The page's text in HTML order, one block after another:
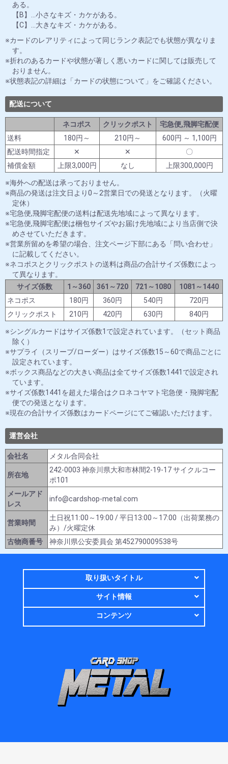
ある。
【B】…小さなキズ・カケがある。
【C】…大きなキズ・カケがある。
カードのレアリティによって同じランク表記でも状態が異なりま
す。
折れのあるカードや状態が著しく悪いカードに関しては販売して
おりません。
状態表記の詳細は「カードの状態について」をご確認ください。
配送について
ネコポス クリックポスト
宅急便,飛脚宅配便
送料
180円～ 210円～
600円 ～ 1,100円
配送時間指定
✕ ✕
〇
補償金額
上限3,000円 なし 上限300,000円
海外への配送は承っておりません。
商品の発送は注文日より0～2営業日での発送となります。（火曜
定休）
宅急便,飛脚宅配便の送料は配送先地域によって異なります。
宅急便,飛脚宅配便は梱包サイズやお届け先地域により当店側で決
めさせていただきます。
営業所留めを希望の場合、注文ページ下部にある「問い合わせ」
に記載してください。
ネコポスとクリックポストの送料は商品の合計サイズ係数によっ
て異なります。
サイズ係数
1～360 361～720 721～1080
1081～1440
ネコポス
180円 360円 540円
720円
クリックポスト
210円 420円 630円 840円
シングルカードはサイズ係数1で設定されています。（セット商品
除く）
サプライ（スリーブ/ローダー）はサイズ係数15～60で商品ごとに
設定されています。
ボックス商品などの大きい商品は全てサイズ係数1441で設定され
ています。
サイズ係数1441を超えた場合はクロネコヤマト宅急便・飛脚宅配
便での発送となります。
現在の合計サイズ係数はカードページにてご確認いただけます。
運営会社
会社名 メタル合同会社
所在地
242-0003 神奈川県大和市林間2-19-17 サイクルコー
ポ101
メールアド
レス
info@cardshop-metal.com
営業時間
土日祝11:00～19:00 / 平日13:00～17:00（出荷業務の
み）/火曜定休
古物商番号
神奈川県公安委員会 第452790009538号
取り扱いタイトル
サイト情報
コンテンツ